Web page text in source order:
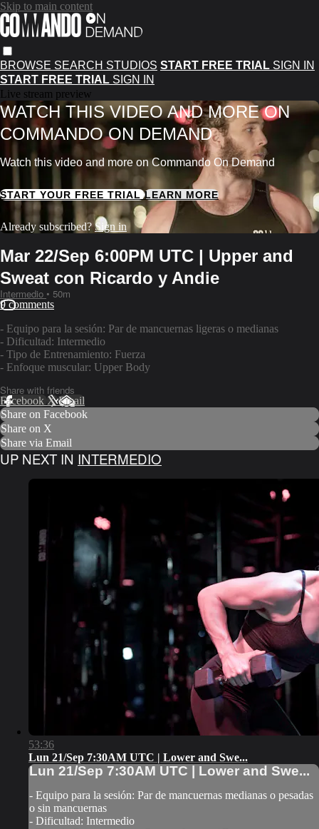
Skip to main content
BROWSE SEARCH STUDIOS START FREE TRIAL SIGN IN
START FREE TRIAL SIGN IN
Live stream preview
WATCH THIS VIDEO AND MORE ON
COMMANDO ON DEMAND
Watch this video and more on Commando On Demand
START YOUR FREE TRIALLEARN MORE
Already subscribed?Sign in
Mar 22/Sep 6:00PM UTC | Upper and
Sweat con Ricardo y Andie
Intermedio • 50m
9 comments
- Equipo para la sesión: Par de mancuernas ligeras o medianas
- Dificultad: Intermedio
- Tipo de Entrenamiento: Fuerza
- Enfoque muscular: Upper Body
Share with friends
Facebook XEmail
Share on Facebook
Share on X
Share via Email
UP NEXT IN INTERMEDIO
53:36
Lun 21/Sep 7:30AM UTC | Lower and Swe...
Lun 21/Sep 7:30AM UTC | Lower and Swe...
- Equipo para la sesión: Par de mancuernas medianas o pesadas
o sin mancuernas
- Dificultad: Intermedio